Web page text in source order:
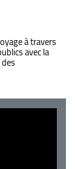
à travers
avec la